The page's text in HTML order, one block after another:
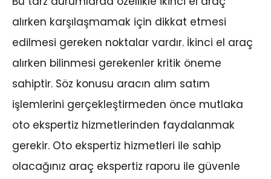
alırken karşılaşmamak için dikkat etmesi
edilmesi gereken noktalar vardır. İkinci el araç
alırken bilinmesi gerekenler kritik öneme
sahiptir. Söz konusu aracın alım satım
işlemlerini gerçekleştirmeden önce mutlaka
oto ekspertiz hizmetlerinden faydalanmak
gerekir. Oto ekspertiz hizmetleri ile sahip
olacağınız araç ekspertiz raporu ile güvenle